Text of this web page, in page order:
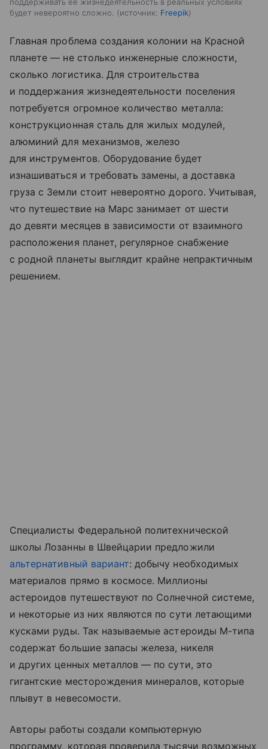
будет невероятно сложно.
источник: Freepik
Главная проблема создания колонии на Красной
планете — не столько инженерные сложности,
сколько логистика. Для строительства
и поддержания жизнедеятельности поселения
потребуется огромное количество металла:
конструкционная сталь для жилых модулей,
алюминий для механизмов, железо
для инструментов. Оборудование будет
изнашиваться и требовать замены, а доставка
груза с Земли стоит невероятно дорого. Учитывая,
что путешествие на Марс занимает от шести
до девяти месяцев в зависимости от взаимного
расположения планет, регулярное снабжение
с родной планеты выглядит крайне непрактичным
решением.
Специалисты Федеральной политехнической
школы Лозанны в Швейцарии предложили
альтернативный вариант: добычу необходимых
материалов прямо в космосе. Миллионы
астероидов путешествуют по Солнечной системе,
и некоторые из них являются по сути летающими
кусками руды. Так называемые астероиды М-типа
содержат большие запасы железа, никеля
и других ценных металлов — по сути, это
гигантские месторождения минералов, которые
плывут в невесомости.
Авторы работы создали компьютерную
программу, которая проверила тысячи возможных